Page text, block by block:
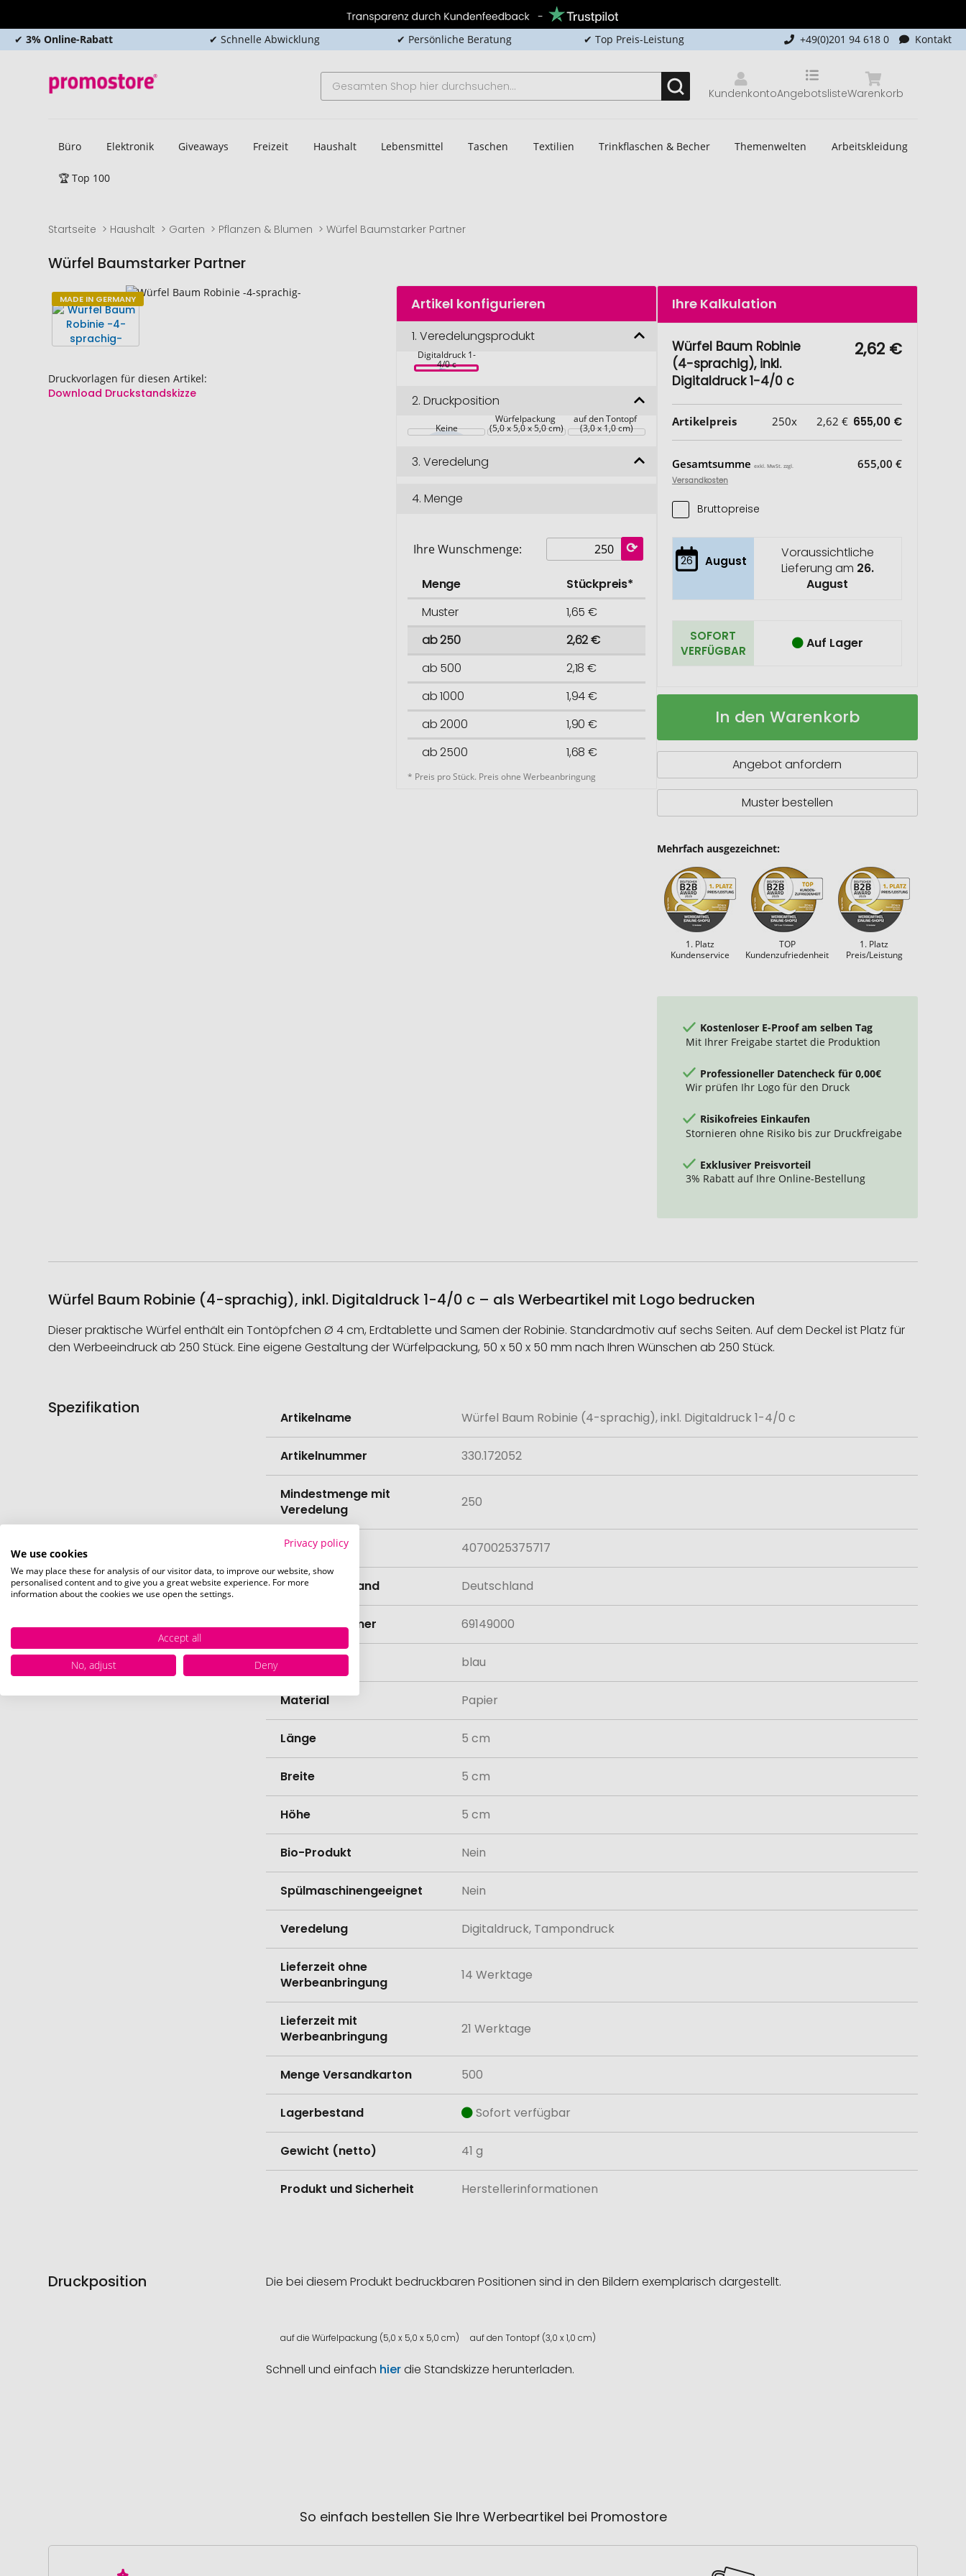
✔ 3% Online-Rabatt ✔ Schnelle Abwicklung ✔ Persönliche Beratung ✔ Top Preis-Leistung +49(0)201 94 618 0 Kontakt
Kundenkonto Warenkorb
Angebotsliste
Büro Elektronik Giveaways Freizeit Haushalt Lebensmittel Taschen Textilien Trinkflaschen & Becher Themenwelten Arbeitskleidung
🏆 Top 100
Startseite Haushalt Garten Pflanzen & Blumen Würfel Baumstarker Partner
Würfel Baumstarker Partner
Zum
Ende
Bildgalerie
springen
Druckvorlagen für diesen Artikel:
Download Druckstandskizze
Zum
Anfang
Bildgalerie
springen
MADE IN GERMANY Artikel konfigurieren
1.Veredelungsprodukt
Robinie (4-
Digitaldruck 1-
4/0 c
2.Druckposition
Keine
Würfelpackung
(5,0 x 5,0 x 5,0 cm)
auf den Tontopf
(3,0 x 1,0 cm)
3.Veredelung
4.Menge
Ihre Wunschmenge:
Menge
Stückpreis*
Muster
1,65 €
ab 250
2,62 €
ab 500
2,18 €
ab 1000
1,94 €
ab 2000
1,90 €
ab 2500
1,68 €
* Preis pro Stück. Preis ohne Werbeanbringung
Ihre Kalkulation
Würfel Baum Robinie
(4-sprachig), inkl.
Digitaldruck 1-4/0 c
2,62 €
Artikelpreis 250x 2,62 € 655,00 €
Gesamtsumme exkl. MwSt. zzgl.
Versandkosten
655,00 €
Bruttopreise
26 August
Voraussichtliche
Lieferung am 26.
August
SOFORT
VERFÜGBAR
Auf Lager
Würfel
Baumstarker
Auf
In den Warenkorb
Angebot anfordern
Muster bestellen
Mehrfach ausgezeichnet:
1. Platz
Kundenservice
TOP
Kundenzufriedenheit
1. Platz
Preis/Leistung
Kostenloser E-Proof am selben Tag
Mit Ihrer Freigabe startet die Produktion
Professioneller Datencheck für 0,00€
Wir prüfen Ihr Logo für den Druck
Risikofreies Einkaufen
Stornieren ohne Risiko bis zur Druckfreigabe
Exklusiver Preisvorteil
3% Rabatt auf Ihre Online-Bestellung
Würfel Baum Robinie (4-sprachig), inkl. Digitaldruck 1-4/0 c – als Werbeartikel mit Logo bedrucken
Dieser praktische Würfel enthält ein Tontöpfchen Ø 4 cm, Erdtablette und Samen der Robinie. Standardmotiv auf sechs Seiten. Auf dem Deckel ist Platz für
den Werbeeindruck ab 250 Stück. Eine eigene Gestaltung der Würfelpackung, 50 x 50 x 50 mm nach Ihren Wünschen ab 250 Stück.
Spezifikation
Informationen
Artikelname Würfel Baum Robinie (4-sprachig), inkl. Digitaldruck 1-4/0 c
Artikelnummer 330.172052
Mindestmenge mit
Veredelung
250
EAN 4070025375717
Herstellungsland Deutschland
Zolltarifnummer 69149000
blau
Material Papier
Länge 5 cm
Breite 5 cm
Höhe 5 cm
Bio-Produkt Nein
Spülmaschinengeeignet Nein
Veredelung Digitaldruck, Tampondruck
Lieferzeit ohne
Werbeanbringung
14 Werktage
Lieferzeit mit
Werbeanbringung
21 Werktage
Menge Versandkarton 500
Lagerbestand Sofort verfügbar
Gewicht (netto) 41 g
Produkt und Sicherheit Herstellerinformationen
Druckposition Die bei diesem Produkt bedruckbaren Positionen sind in den Bildern exemplarisch dargestellt.
auf die Würfelpackung (5,0 x 5,0 x 5,0 cm) auf den Tontopf (3,0 x 1,0 cm)
Schnell und einfach hierdie Standskizze herunterladen.
So einfach bestellen Sie Ihre Werbeartikel bei Promostore
Privacy policy
We use cookies
We may place these for analysis of our visitor data, to improve our website, show
personalised content and to give you a great website experience. For more
information about the cookies we use open the settings.
Accept all
No, adjust
Deny